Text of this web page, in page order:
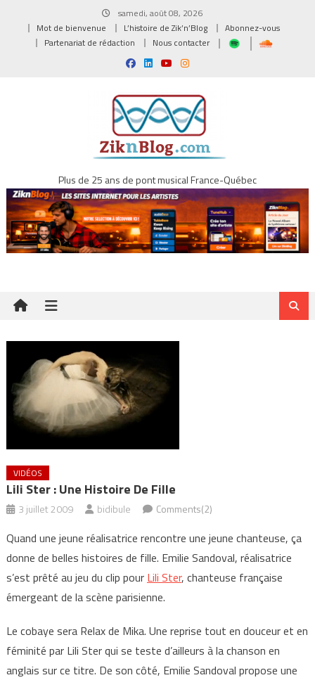
samedi, août 08, 2026
Mot de bienvenue
L’histoire de Zik’n’Blog
Abonnez-vous
Partenariat de rédaction
Nous contacter
Plus de 25 ans de pont musical France-Québec
VIDÉOS
Lili Ster : Une Histoire De Fille
3 juillet 2009 bidibule Comments(2)
Quand une jeune réalisatrice rencontre une jeune chanteuse, ça
donne de belles histoires de fille. Emilie Sandoval, réalisatrice
s’est prêté au jeu du clip pour Lili Ster, chanteuse française
émergeant de la scène parisienne.
Le cobaye sera Relax de Mika. Une reprise tout en douceur et en
féminité par Lili Ster qui se teste d’ailleurs à la chanson en
anglais sur ce titre. De son côté, Emilie Sandoval propose une